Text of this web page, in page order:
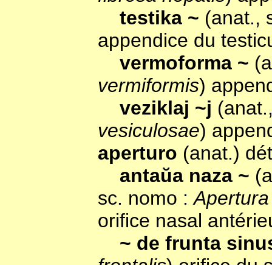
testika ~ (anat.,
appendice du
vermoforma ~
vermiformis)
veziklaj ~j
vesiculosae)
aperturo (anat.)
antaŭa naza ~
sc. nomo :
orifice nasal
~ de frunta